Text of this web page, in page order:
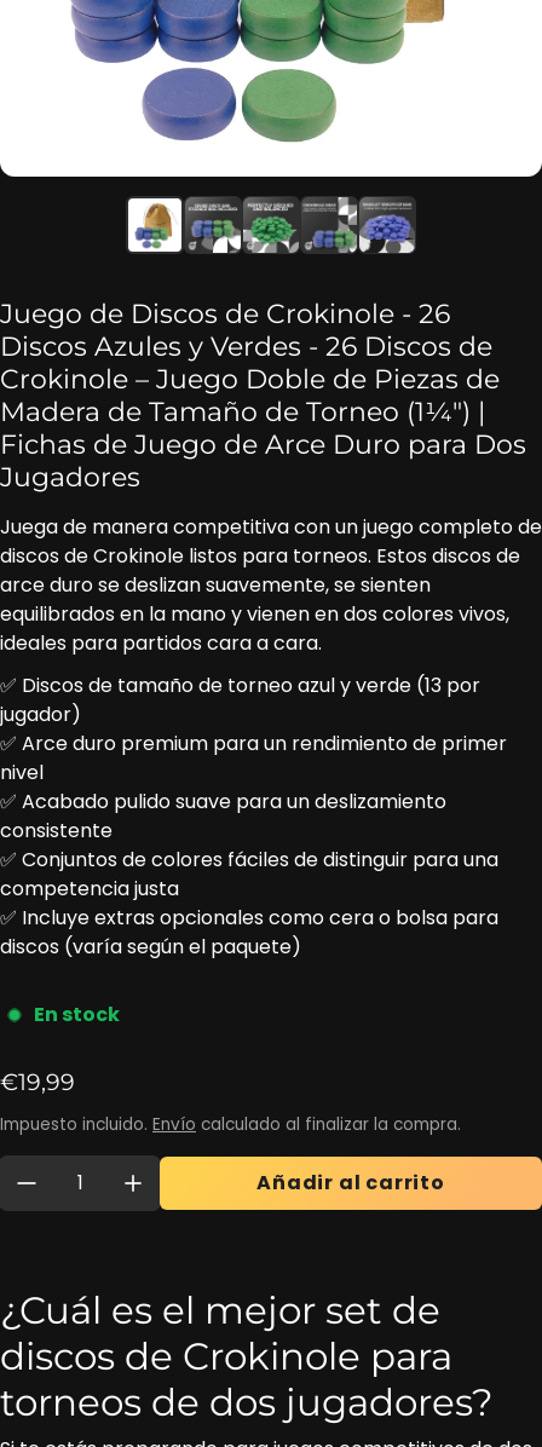
Juego de Discos de Crokinole - 26
Discos Azules y Verdes - 26 Discos de
Crokinole – Juego Doble de Piezas de
Madera de Tamaño de Torneo (1¼″) |
Fichas de Juego de Arce Duro para Dos
Jugadores
Juega de manera competitiva con un juego completo de
discos de Crokinole listos para torneos. Estos discos de
arce duro se deslizan suavemente, se sienten
equilibrados en la mano y vienen en dos colores vivos,
ideales para partidos cara a cara.
✅ Discos de tamaño de torneo azul y verde (13 por
jugador)
✅ Arce duro premium para un rendimiento de primer
nivel
✅ Acabado pulido suave para un deslizamiento
consistente
✅ Conjuntos de colores fáciles de distinguir para una
competencia justa
✅ Incluye extras opcionales como cera o bolsa para
discos (varía según el paquete)
En stock
Precio normal
€19,99
Impuesto incluido. Envío calculado al finalizar la compra.
Cantidad: Añadir al carrito
¿Cuál es el mejor set de
discos de Crokinole para
torneos de dos jugadores?